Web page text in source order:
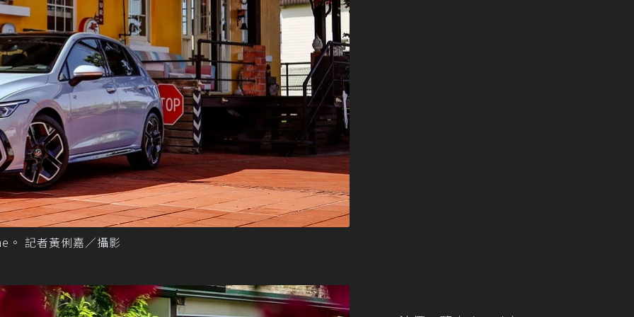
記者黃俐嘉／攝影